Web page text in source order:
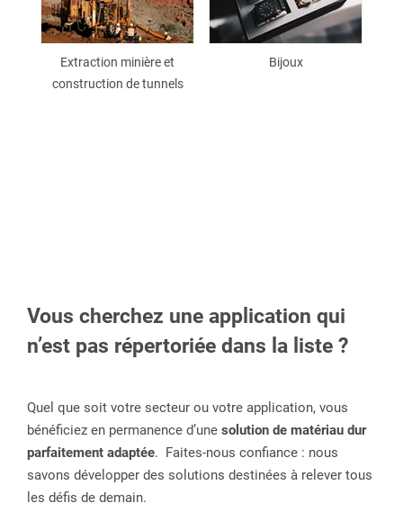
Extraction minière et
construction de tunnels
Bijoux
Vous cherchez une application qui
n’est pas répertoriée dans la liste ?
Quel que soit votre secteur ou votre application, vous
bénéficiez en permanence d’une solution de matériau dur
parfaitement adaptée. Faites-nous confiance : nous
savons développer des solutions destinées à relever tous
les défis de demain.